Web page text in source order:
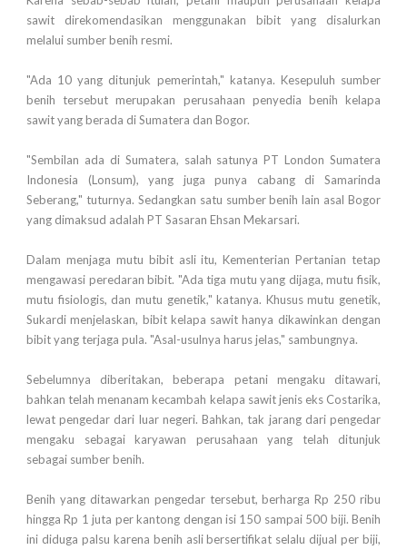
sawit direkomendasikan menggunakan bibit yang disalurkan
melalui sumber benih resmi.
"Ada 10 yang ditunjuk pemerintah," katanya. Kesepuluh sumber
benih tersebut merupakan perusahaan penyedia benih kelapa
sawit yang berada di Sumatera dan Bogor.
"Sembilan ada di Sumatera, salah satunya PT London Sumatera
Indonesia (Lonsum), yang juga punya cabang di Samarinda
Seberang," tuturnya. Sedangkan satu sumber benih lain asal Bogor
yang dimaksud adalah PT Sasaran Ehsan Mekarsari.
Dalam menjaga mutu bibit asli itu, Kementerian Pertanian tetap
mengawasi peredaran bibit. "Ada tiga mutu yang dijaga, mutu fisik,
mutu fisiologis, dan mutu genetik," katanya. Khusus mutu genetik,
Sukardi menjelaskan, bibit kelapa sawit hanya dikawinkan dengan
bibit yang terjaga pula. "Asal-usulnya harus jelas," sambungnya.
Sebelumnya diberitakan, beberapa petani mengaku ditawari,
bahkan telah menanam kecambah kelapa sawit jenis eks Costarika,
lewat pengedar dari luar negeri. Bahkan, tak jarang dari pengedar
mengaku sebagai karyawan perusahaan yang telah ditunjuk
sebagai sumber benih.
Benih yang ditawarkan pengedar tersebut, berharga Rp 250 ribu
hingga Rp 1 juta per kantong dengan isi 150 sampai 500 biji. Benih
ini diduga palsu karena benih asli bersertifikat selalu dijual per biji,